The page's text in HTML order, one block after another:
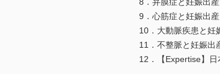
8．弁膜症と妊娠
9．心筋症と妊娠
10．大動脈疾患と
11．不整脈と妊娠
12．【Expertise】